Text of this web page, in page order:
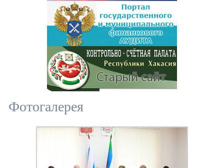
Фотогалерея